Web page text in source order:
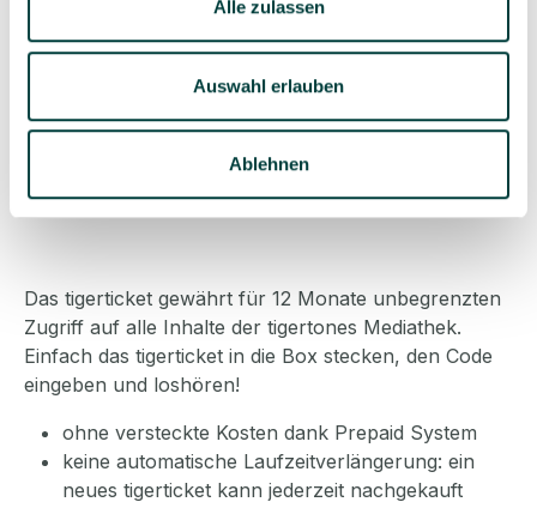
Alle zulassen
Auswahl erlauben
Ablehnen
Das tigerticket gewährt für 12 Monate unbegrenzten
Zugriff auf alle Inhalte der tigertones Mediathek.
Einfach das tigerticket in die Box stecken, den Code
eingeben und loshören!
ohne versteckte Kosten dank Prepaid System
keine automatische Laufzeitverlängerung: ein
neues tigerticket kann jederzeit nachgekauft